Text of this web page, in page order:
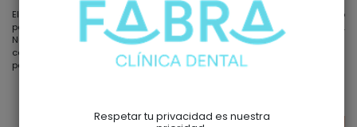
El Diseño de Sonrisa en
Clínica Dental Fabra es un proceso
personalizado que va más allá de simplemente corregir imperfecciones .
Nuestro equipo de expertos en estética dental trabaja en estrecha
colaboración contigo, comprendiendo tus expectativas y aspiraciones
para
crear una sonrisa que refleje tu verdadera esencia.
Respetar tu privacidad es nuestra